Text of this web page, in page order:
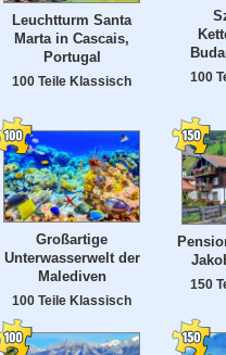
Leuchtturm Santa
Marta in Cascais,
Portugal
100 Teile Klassisch 100
Großartige
Unterwasserwelt der
Malediven
100 Teile Klassisch
150